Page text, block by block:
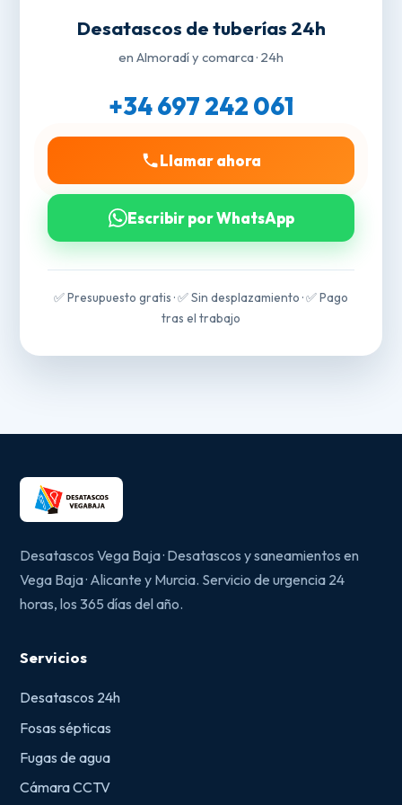
Desatascos de tuberías 24h
en Almoradí y comarca · 24h
+34 697 242 061
Llamar ahora
Escribir por WhatsApp
✅ Presupuesto gratis · ✅ Sin desplazamiento · ✅ Pago
tras el trabajo
Desatascos Vega Baja · Desatascos y saneamientos en
Vega Baja · Alicante y Murcia. Servicio de urgencia 24
horas, los 365 días del año.
Servicios
Desatascos 24h
Fosas sépticas
Fugas de agua
Cámara CCTV